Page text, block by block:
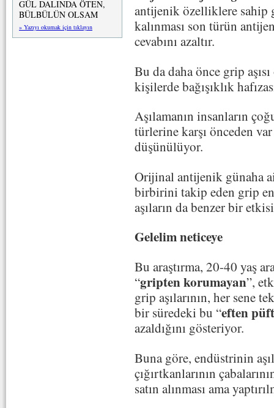
GÜL DALINDA ÖTEN,
BÜLBÜLÜN OLSAM
» Yazıyı okumak için tıklayın
antijenik özelliklere sahip
kalınması son türün
cevabını azaltır.
Bu da daha önce grip
kişilerde bağışıklık
Aşılamanın insanların
türlerine karşı önceden var
düşünülüyor.
Orijinal antijenik günaha
birbirini takip eden grip
aşıların da benzer bir
Gelelim neticeye
Bu araştırma, 20-40 yaş
“gripten korumayan”,
grip aşılarının, her sene
bir süredeki bu “eften
azaldığını gösteriyor.
Buna göre, endüstrinin
çığırtkanlarının
satın alınması ama